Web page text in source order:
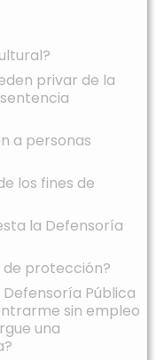
privar de la
a personas
los fines de
la Defensoría
de protección?
Pública
sin empleo
una